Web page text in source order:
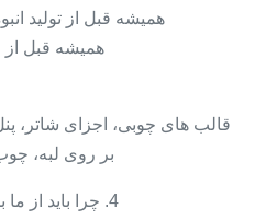
همیشه قبل از تولید
همیشه قبل از
قالب های چوبی، اجزای شاتر،
بر روی لبه،
4. چرا باید از ما بخری نه از تامین کنندگان دیگر؟